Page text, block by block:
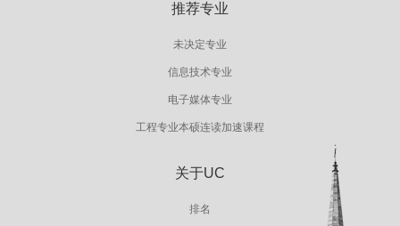
推荐专业
未决定专业
信息技术专业
电子媒体专业
工程专业本硕连读加速课程
关于UC
排名